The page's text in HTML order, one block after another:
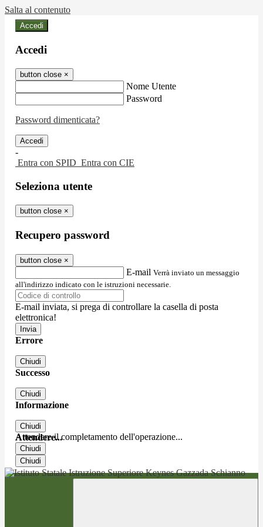
Salta al contenuto
Accedi
Accedi
button close ×
Nome Utente
Password
Password dimenticata?
-
Entra con SPID Entra con CIE
Seleziona utente
button close ×
Recupero password
button close ×
E-mail Verrà inviato un messaggio
all'indirizzo indicato con le istruzioni necessarie.
E-mail inviata, si prega di controllare la casella di posta
elettronica!
Errore
Chiudi
Successo
Chiudi
Informazione
Chiudi
Attendere...
Attendere il completamento dell'operazione...
Chiudi
Chiudi